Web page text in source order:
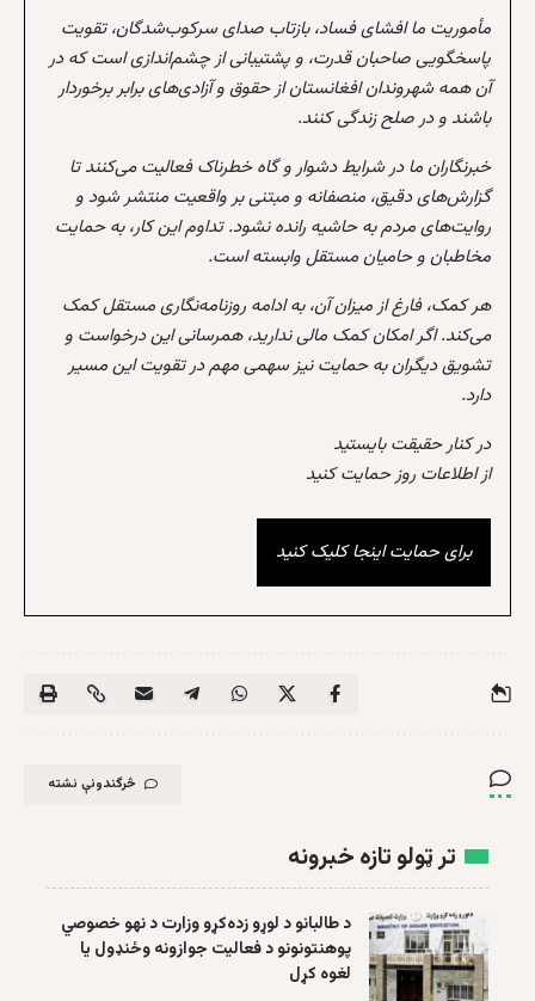
مأموریت ما افشای فساد، بازتاب صدای سرکوب‌شدگان، تقویت
پاسخگویی صاحبان قدرت، و پشتیبانی از چشم‌اندازی است که در
آن همه شهروندان افغانستان از حقوق و آزادی‌های برابر برخوردار
باشند و در صلح زندگی کنند.
خبرنگاران ما در شرایط دشوار و گاه خطرناک فعالیت می‌کنند تا
گزارش‌های دقیق، منصفانه و مبتنی بر واقعیت منتشر شود و
روایت‌های مردم به حاشیه رانده نشود. تداوم این کار، به حمایت
مخاطبان و حامیان مستقل وابسته است.
هر کمک، فارغ از میزان آن، به ادامه روزنامه‌نگاری مستقل کمک
می‌کند. اگر امکان کمک مالی ندارید، همرسانی این درخواست و
تشویق دیگران به حمایت نیز سهمی مهم در تقویت این مسیر
دارد.
در کنار حقیقت بایستید
از اطلاعات روز حمایت کنید
برای حمایت اینجا کلیک کنید
څرگندونې نشته
تر ټولو تازه خبرونه
د طالبانو د لوړو زده‌کړو وزارت د نهو خصوصي
پوهنتونونو د فعالیت جوازونه وځنډول یا
لغوه کړل